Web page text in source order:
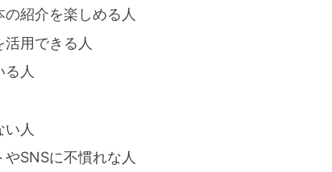
紹介を楽しめる人
用できる人
る人
人
やSNSに不慣れな人